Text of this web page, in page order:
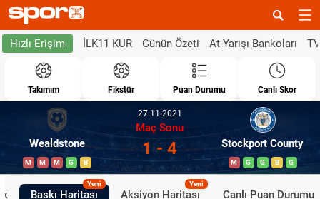
Hızlı Erişim İLK11 KUR Günün Özeti At Yarışı Bankoları
Takımım Fikstür Puan Durumu Canlı Skor
Wealdstone
M M M G B
27.11.2021
Maç Sonu
1 - 4 Stockport County
M G G B G
Baskı Haritası
Yeni
Aksiyon Haritası
Yeni
Canlı Puan Durumu